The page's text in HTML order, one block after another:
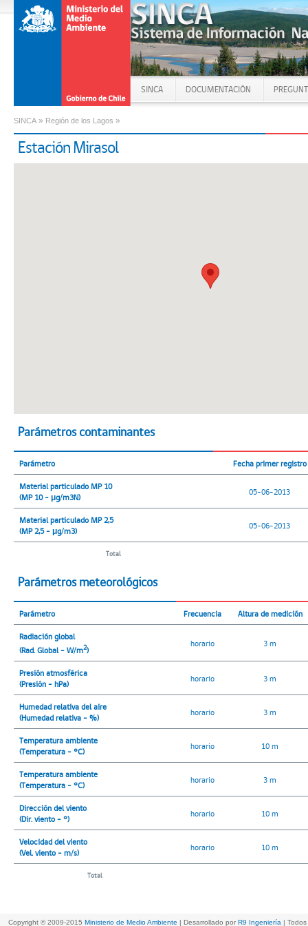
SINCA DOCUMENTACIÓN
SINCA » Región de los Lagos »
Estación Mirasol
Parámetros contaminantes
Parámetro Fecha primer registro
Material particulado MP 10
(MP 10 - μg/m3N)
05-06-2013
Material particulado MP 2,5
(MP 2,5 - μg/m3)
05-06-2013
Total
Parámetros meteorológicos
Parámetro Frecuencia Altura de medición
Radiación global
(Rad. Global - W/m2)
horario 3 m
Presión atmosférica
(Presión - hPa)
horario 3 m
Humedad relativa del aire
(Humedad relativa - %)
horario 3 m
Temperatura ambiente
(Temperatura - °C)
horario 10 m
Temperatura ambiente
(Temperatura - °C)
horario 3 m
Dirección del viento
(Dir. viento - °)
horario 10 m
Velocidad del viento
(Vel. viento - m/s)
horario 10 m
Total
Copyright © 2009-2015 Ministerio de Medio Ambiente | Desarrollado por R9 Ingeniería |